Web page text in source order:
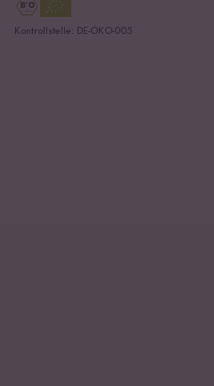
Kontrollstelle: DE-ÖKO-005